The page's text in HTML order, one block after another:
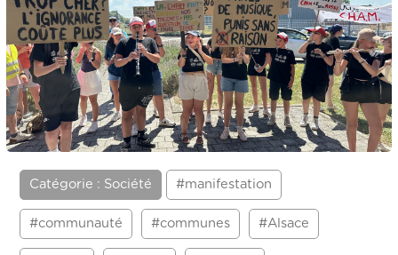
Catégorie : Société #manifestation
#communauté #communes #Alsace